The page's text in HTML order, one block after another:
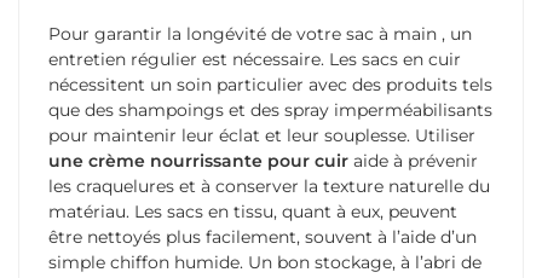
Pour garantir la longévité de votre sac à main , un
entretien régulier est nécessaire. Les sacs en cuir
nécessitent un soin particulier avec des produits tels
que des shampoings et des spray imperméabilisants
pour maintenir leur éclat et leur souplesse. Utiliser
une crème nourrissante pour cuir aide à prévenir
les craquelures et à conserver la texture naturelle du
matériau. Les sacs en tissu, quant à eux, peuvent
être nettoyés plus facilement, souvent à l’aide d’un
simple chiffon humide. Un bon stockage, à l’abri de